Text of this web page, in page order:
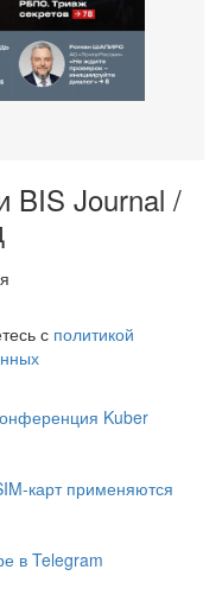
BIS Journal /
с политикой
Kuber
карт применяются
в Telegram